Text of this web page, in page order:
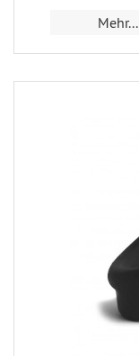
Mehr...